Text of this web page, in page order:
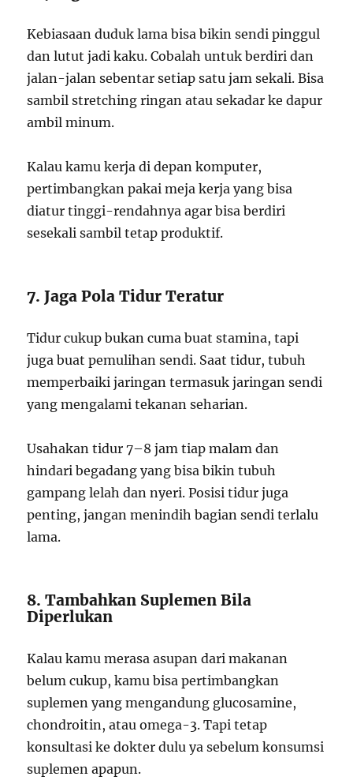
Kebiasaan duduk lama bisa bikin sendi pinggul
dan lutut jadi kaku. Cobalah untuk berdiri dan
jalan-jalan sebentar setiap satu jam sekali. Bisa
sambil stretching ringan atau sekadar ke dapur
ambil minum.
Kalau kamu kerja di depan komputer,
pertimbangkan pakai meja kerja yang bisa
diatur tinggi-rendahnya agar bisa berdiri
sesekali sambil tetap produktif.
7. Jaga Pola Tidur Teratur
Tidur cukup bukan cuma buat stamina, tapi
juga buat pemulihan sendi. Saat tidur, tubuh
memperbaiki jaringan termasuk jaringan sendi
yang mengalami tekanan seharian.
Usahakan tidur 7–8 jam tiap malam dan
hindari begadang yang bisa bikin tubuh
gampang lelah dan nyeri. Posisi tidur juga
penting, jangan menindih bagian sendi terlalu
lama.
8. Tambahkan Suplemen Bila
Diperlukan
Kalau kamu merasa asupan dari makanan
belum cukup, kamu bisa pertimbangkan
suplemen yang mengandung glucosamine,
chondroitin, atau omega-3. Tapi tetap
konsultasi ke dokter dulu ya sebelum konsumsi
suplemen apapun.